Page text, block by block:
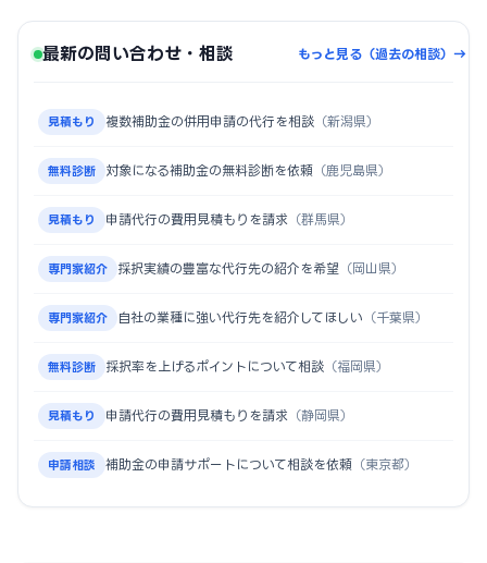
最新の問い合わせ・相談 もっと見る（過去の相談）→
見積もり 複数補助金の併用申請の代行を相談 （新潟県）
無料診断 対象になる補助金の無料診断を依頼 （鹿児島県）
見積もり 申請代行の費用見積もりを請求 （群馬県）
専門家紹介 採択実績の豊富な代行先の紹介を希望 （岡山県）
専門家紹介 自社の業種に強い代行先を紹介してほしい （千葉県）
無料診断 採択率を上げるポイントについて相談 （福岡県）
見積もり 申請代行の費用見積もりを請求 （静岡県）
申請相談 補助金の申請サポートについて相談を依頼 （東京都）